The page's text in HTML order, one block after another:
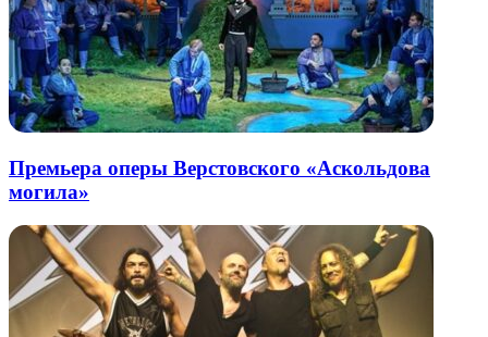
Премьера оперы Верстовского «Аскольдова
могила»